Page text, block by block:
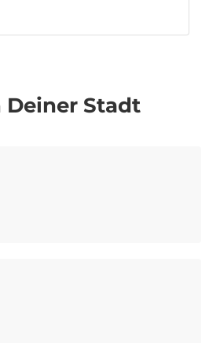
Deiner Stadt